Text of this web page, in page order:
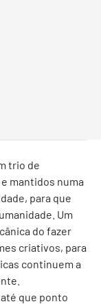
trio de
mantidos numa
para que
Um
do fazer
criativos, para
continuem a
que ponto